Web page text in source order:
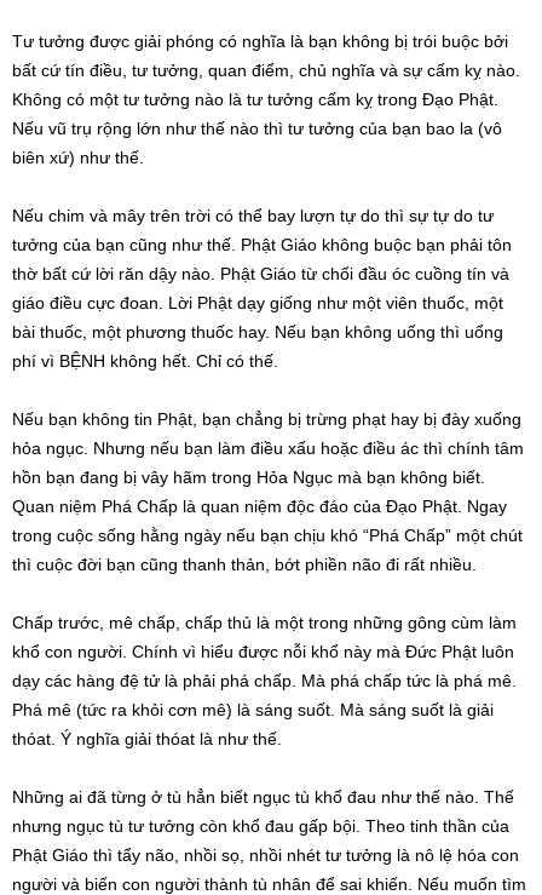
Tư tưởng được giải phóng có nghĩa là bạn không bị trói buộc bởi
bất cứ tín điều, tư tưởng, quan điểm, chủ nghĩa và sự cấm kỵ nào.
Không có một tư tưởng nào là tư tưởng cấm kỵ trong Đạo Phật.
Nếu vũ trụ rộng lớn như thế nào thì tư tưởng của bạn bao la (vô
biên xứ) như thế.
Nếu chim và mây trên trời có thể bay lượn tự do thì sự tự do tư
tưởng của bạn cũng như thế. Phật Giáo không buộc bạn phải tôn
thờ bất cứ lời răn dậy nào. Phật Giáo từ chối đầu óc cuồng tín và
giáo điều cực đoan. Lời Phật dạy giống như một viên thuốc, một
bài thuốc, một phương thuốc hay. Nếu bạn không uống thì uổng
phí vì BỆNH không hết. Chỉ có thế.
Nếu bạn không tin Phật, bạn chẳng bị trừng phạt hay bị đày xuống
hỏa ngục. Nhưng nếu bạn làm điều xấu hoặc điều ác thì chính tâm
hồn bạn đang bị vây hãm trong Hỏa Ngục mà bạn không biết.
Quan niệm Phá Chấp là quan niệm độc đáo của Đạo Phật. Ngay
trong cuộc sống hằng ngày nếu bạn chịu khó “Phá Chấp” một chút
thì cuộc đời bạn cũng thanh thản, bớt phiền não đi rất nhiều.
Chấp trước, mê chấp, chấp thủ là một trong những gông cùm làm
khổ con người. Chính vì hiểu được nỗi khổ này mà Đức Phật luôn
dạy các hàng đệ tử là phải phá chấp. Mà phá chấp tức là phá mê.
Phá mê (tức ra khỏi cơn mê) là sáng suốt. Mà sáng suốt là giải
thóat. Ý nghĩa giải thóat là như thế.
Những ai đã từng ở tù hẳn biết ngục tù khổ đau như thế nào. Thế
nhưng ngục tù tư tưởng còn khổ đau gấp bội. Theo tinh thần của
Phật Giáo thì tẩy não, nhồi sọ, nhồi nhét tư tưởng là nô lệ hóa con
người và biến con người thành tù nhân để sai khiến. Nếu muốn tìm